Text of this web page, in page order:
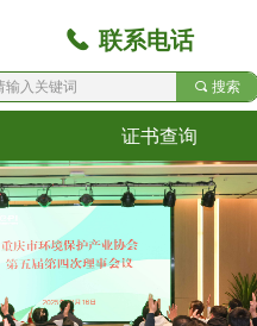
끠 搜索
끅 联系电话
证书查询
证书查询